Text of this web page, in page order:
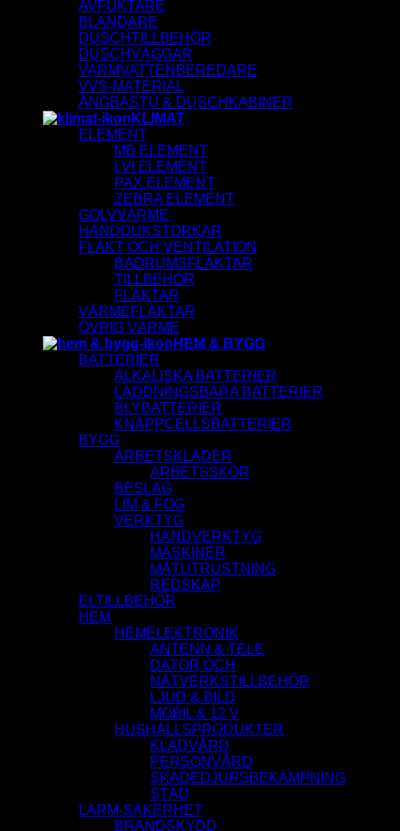
AVFUKTARE
BLANDARE
DUSCHTILLBEHÖR
DUSCHVÄGGAR
VARMVATTENBEREDARE
VVS-MATERIAL
ÅNGBASTU & DUSCHKABINER
KLIMAT
ELEMENT
MB ELEMENT
LVI ELEMENT
PAX ELEMENT
ZEBRA ELEMENT
GOLVVÄRME
HANDDUKSTORKAR
FLÄKT OCH VENTILATION
BADRUMSFLÄKTAR
TILLBEHÖR
FLÄKTAR
VÄRMEFLÄKTAR
ÖVRIG VÄRME
HEM & BYGG
BATTERIER
ALKALISKA BATTERIER
LADDNINGSBARA BATTERIER
BLYBATTERIER
KNAPPCELLSBATTERIER
BYGG
ARBETSKLÄDER
ARBETSSKOR
BESLAG
LIM & FOG
VERKTYG
HANDVERKTYG
MASKINER
MÄTUTRUSTNING
REDSKAP
ELTILLBEHÖR
HEM
HEMELEKTRONIK
ANTENN & TELE
DATOR OCH
NÄTVERKSTILLBEHÖR
LJUD & BILD
MOBIL & 12 V
HUSHALLSPRODUKTER
KLÄDVÅRD
PERSONVÅRD
SKADEDJURSBEKÄMPNING
STÄD
LARM-SÄKERHET
BRANDSKYDD